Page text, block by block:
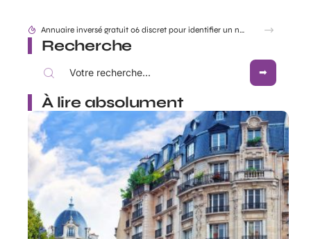
Annuaire inversé gratuit 06 discret pour identifier un numéro sans être vu
Recherche
À lire absolument